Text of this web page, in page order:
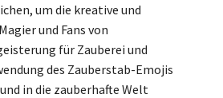
um die kreative und
und Fans von
für Zauberei und
des Zauberstab-Emojis
in die zauberhafte Welt